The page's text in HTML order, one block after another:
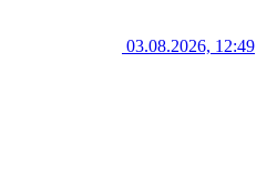
03.08.2026, 12:49